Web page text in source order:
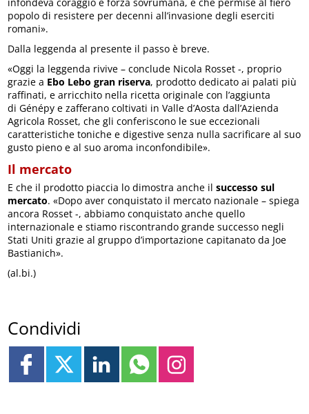
popolo di resistere per decenni all’invasione degli eserciti
romani».
Dalla leggenda al presente il passo è breve.
«Oggi la leggenda rivive – conclude Nicola Rosset -, proprio
grazie a Ebo Lebo gran riserva, prodotto dedicato ai palati più
raffinati, e arricchito nella ricetta originale con l’aggiunta
di Génépy e zafferano coltivati in Valle d’Aosta dall’Azienda
Agricola Rosset, che gli conferiscono le sue eccezionali
caratteristiche toniche e digestive senza nulla sacrificare al suo
gusto pieno e al suo aroma inconfondibile».
Il mercato
E che il prodotto piaccia lo dimostra anche ilsuccesso sul
mercato. «Dopo aver conquistato il mercato nazionale – spiega
ancora Rosset -, abbiamo conquistato anche quello
internazionale e stiamo riscontrando grande successo negli
Stati Uniti grazie al gruppo d’importazione capitanato da Joe
Bastianich».
(al.bi.)
Condividi